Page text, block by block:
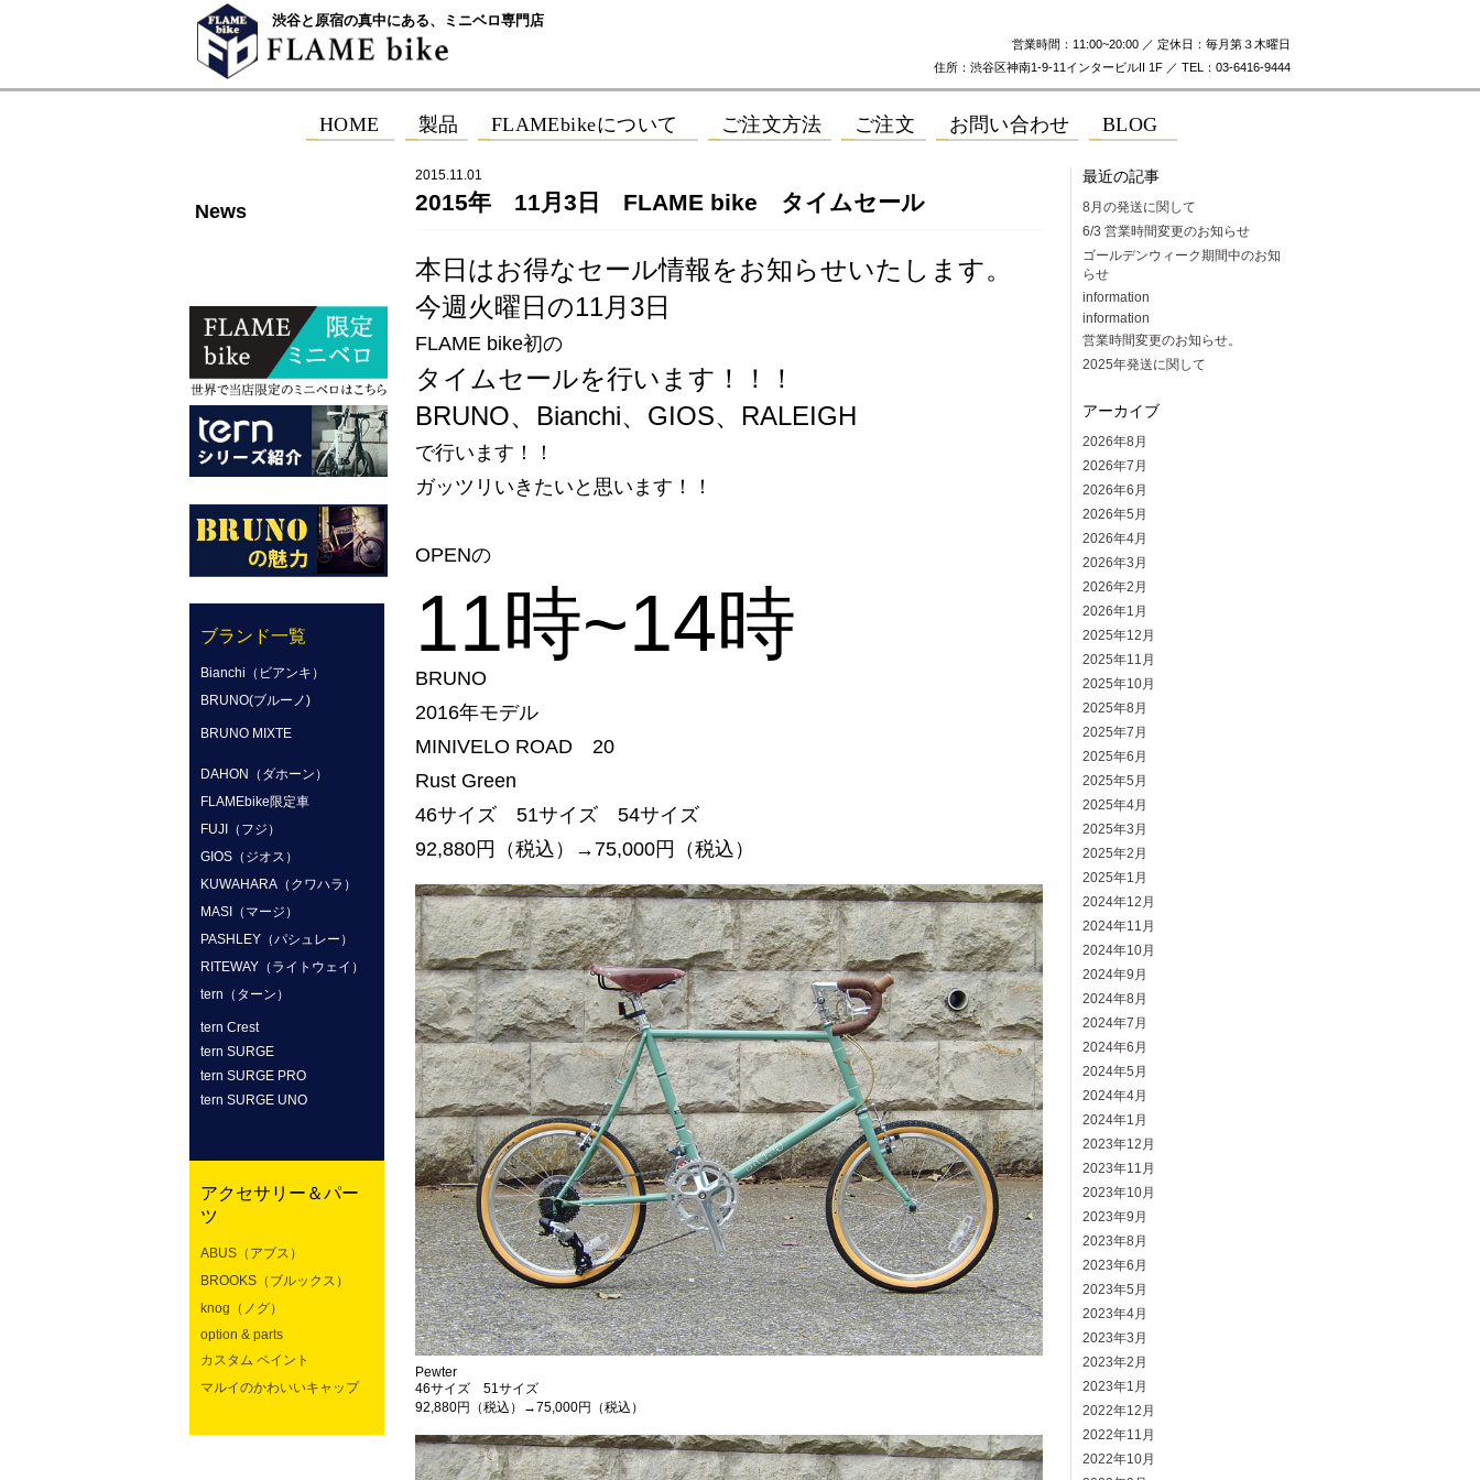
渋谷と原宿の真中にある、ミニベロ専門店
営業時間：11:00~20:00 ／ 定休日：毎月第３木曜日
住所：渋谷区神南1-9-11インタービルII 1F ／ TEL：03-6416-9444
News
ブランド一覧
Bianchi（ビアンキ）
BRUNO(ブルーノ)
BRUNO MIXTE
DAHON（ダホーン）
FLAMEbike限定車
FUJI（フジ）
GIOS（ジオス）
KUWAHARA（クワハラ）
MASI（マージ）
PASHLEY（パシュレー）
RITEWAY（ライトウェイ）
tern（ターン）
tern Crest
tern SURGE
tern SURGE PRO
tern SURGE UNO
アクセサリー＆パー
ツ
ABUS（アブス）
BROOKS（ブルックス）
knog（ノグ）
option & parts
カスタム ペイント
マルイのかわいいキャップ
2015.11.01
2015年 11月3日 FLAME bike タイムセール
本日はお得なセール情報をお知らせいたします。
今週火曜日の11月3日
FLAME bike初の
タイムセールを行います！！！
BRUNO、Bianchi、GIOS、RALEIGH
で行います！！
ガッツリいきたいと思います！！
OPENの
11時~14時
BRUNO
2016年モデル
MINIVELO ROAD 20
Rust Green
46サイズ 51サイズ 54サイズ
92,880円（税込）→75,000円（税込）
Pewter
46サイズ 51サイズ
92,880円（税込）→75,000円（税込）
最近の記事
8月の発送に関して
6/3 営業時間変更のお知らせ
ゴールデンウィーク期間中のお知
らせ
information
information
営業時間変更のお知らせ。
2025年発送に関して
アーカイブ
2026年8月
2026年7月
2026年6月
2026年5月
2026年4月
2026年3月
2026年2月
2026年1月
2025年12月
2025年11月
2025年10月
2025年8月
2025年7月
2025年6月
2025年5月
2025年4月
2025年3月
2025年2月
2025年1月
2024年12月
2024年11月
2024年10月
2024年9月
2024年8月
2024年7月
2024年6月
2024年5月
2024年4月
2024年1月
2023年12月
2023年11月
2023年10月
2023年9月
2023年8月
2023年6月
2023年5月
2023年4月
2023年3月
2023年2月
2023年1月
2022年12月
2022年11月
2022年10月